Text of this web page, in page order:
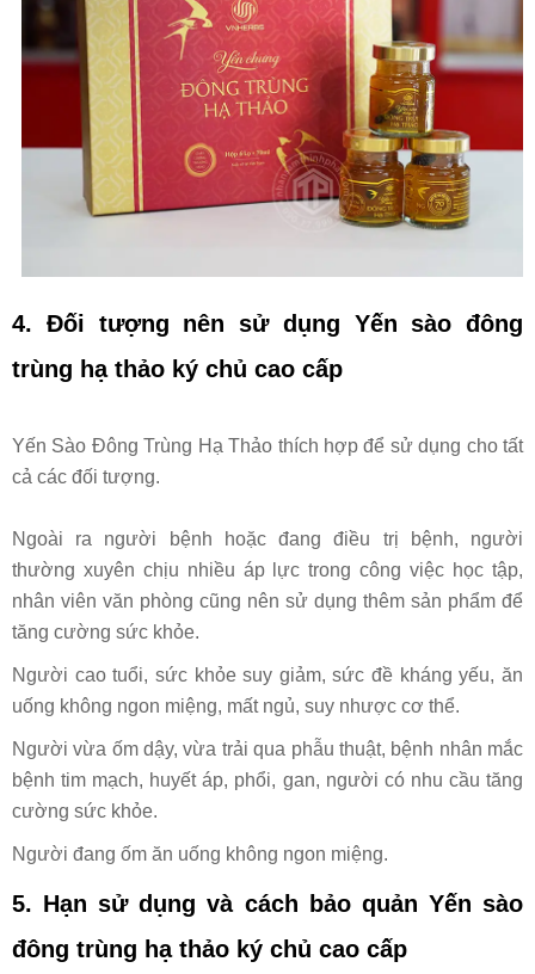
4. Đối tượng nên sử dụng Yến sào đông
trùng hạ thảo ký chủ cao cấp
Yến Sào Đông Trùng Hạ Thảo thích hợp để sử dụng cho tất
cả các đối tượng.
Ngoài ra người bệnh hoặc đang điều trị bệnh, người
thường xuyên chịu nhiều áp lực trong công việc học tập,
nhân viên văn phòng cũng nên sử dụng thêm sản phẩm để
tăng cường sức khỏe.
Người cao tuổi, sức khỏe suy giảm, sức đề kháng yếu, ăn
uống không ngon miệng, mất ngủ, suy nhược cơ thể.
Người vừa ốm dậy, vừa trải qua phẫu thuật, bệnh nhân mắc
bệnh tim mạch, huyết áp, phổi, gan, người có nhu cầu tăng
cường sức khỏe.
Người đang ốm ăn uống không ngon miệng.
5. Hạn sử dụng và cách bảo quản Yến sào
đông trùng hạ thảo ký chủ cao cấp